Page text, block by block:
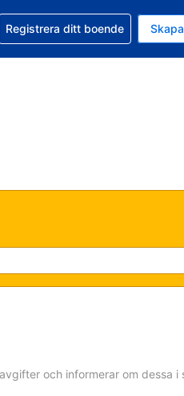
valuta är Svenska kronor
nuvarande språk är Svenska
hjälp med din bokning
Registrera ditt boende
och informerar om dessa i